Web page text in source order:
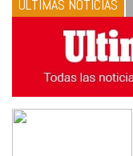
ÚLTIMAS NOTICIAS